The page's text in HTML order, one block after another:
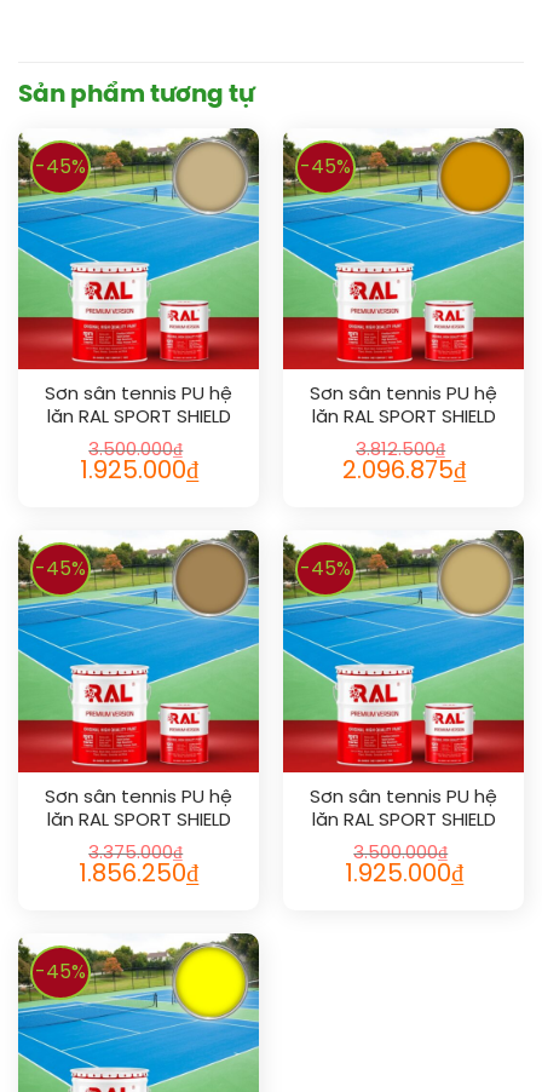
Sản phẩm tương tự
-45%
Sơn sân tennis PU hệ
lăn RAL SPORT SHIELD
1001
3.500.000₫
1.925.000₫
-45%
Sơn sân tennis PU hệ
lăn RAL SPORT SHIELD
1007
3.812.500₫
2.096.875₫
-45%
Sơn sân tennis PU hệ
lăn RAL SPORT SHIELD
1011
3.375.000₫
1.856.250₫
-45%
Sơn sân tennis PU hệ
lăn RAL SPORT SHIELD
1002
3.500.000₫
1.925.000₫
-45%